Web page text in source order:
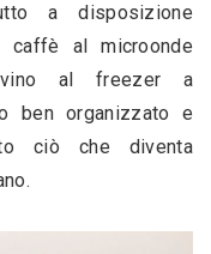
a disposizione
caffè al microonde
vino al freezer a
ben organizzato e
ciò che diventa